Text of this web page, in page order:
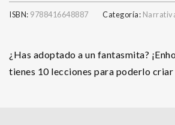
ISBN: 9788416648887 Categoría:
¿Has adoptado a un fantasmita?
tienes 10 lecciones para poderlo criar